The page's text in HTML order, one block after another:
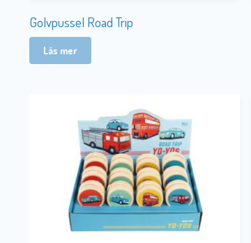
Golvpussel Road Trip
Läs mer